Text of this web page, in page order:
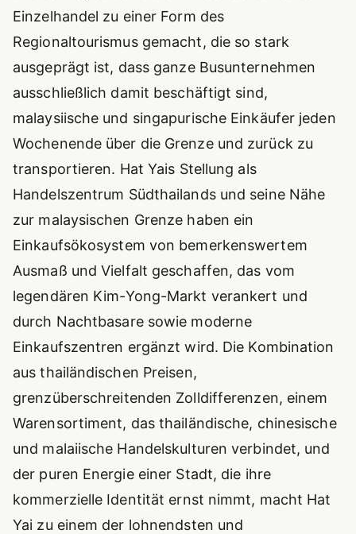
Einzelhandel zu einer Form des
Regionaltourismus gemacht, die so stark
ausgeprägt ist, dass ganze Busunternehmen
ausschließlich damit beschäftigt sind,
malaysiische und singapurische Einkäufer jeden
Wochenende über die Grenze und zurück zu
transportieren. Hat Yais Stellung als
Handelszentrum Südthailands und seine Nähe
zur malaysischen Grenze haben ein
Einkaufsökosystem von bemerkenswertem
Ausmaß und Vielfalt geschaffen, das vom
legendären Kim-Yong-Markt verankert und
durch Nachtbasare sowie moderne
Einkaufszentren ergänzt wird. Die Kombination
aus thailändischen Preisen,
grenzüberschreitenden Zolldifferenzen, einem
Warensortiment, das thailändische, chinesische
und malaiische Handelskulturen verbindet, und
der puren Energie einer Stadt, die ihre
kommerzielle Identität ernst nimmt, macht Hat
Yai zu einem der lohnendsten und